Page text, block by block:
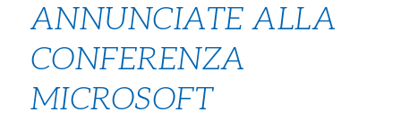
ANNUNCIATE ALLA
CONFERENZA
MICROSOFT